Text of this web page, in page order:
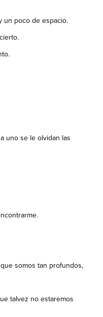
un poco de espacio.
uno se le olvidan las
somos tan profundos,
talvez no estaremos